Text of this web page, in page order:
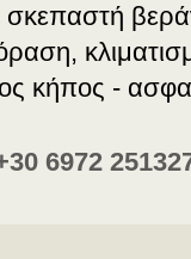
σκεπαστή
κήπος -
6972